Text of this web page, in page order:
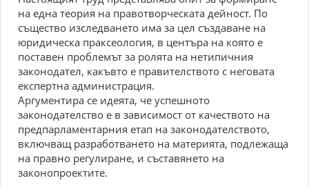
на една теория на правотворческата дейност. По
същество изследването има за цел създаване на
юридическа праксеология, в центъра на която е
поставен проблемът за ролята на нетипичния
законодател, какъвто е правителството с неговата
експертна администрация.
Аргументира се идеята, че успешното
законодателство е в зависимост от качеството на
предпарламентарния етап на законодателството,
включващ разработването на материята, подлежаща
на правно регулиране, и съставянето на
законопроектите.